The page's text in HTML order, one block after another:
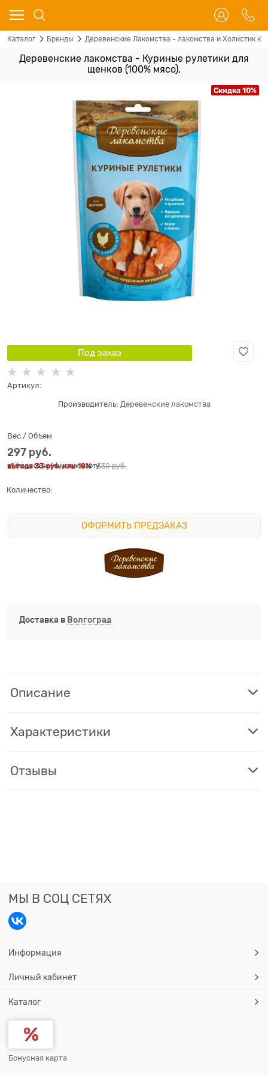
Каталог Бренды Деревенские Лакомства - лакомства и Холистик
Деревенские лакомства - Куриные рулетики для
щенков (100% мясо),
Скидка 10%
Под заказ
Артикул:
Производитель: Деревенские лакомства
Вес / Объем
330 руб.
297 руб.
выгода33 руб.или10%
+9 бонусов на бонусную карту
Количество:
ОФОРМИТЬ ПРЕДЗАКАЗ
Доставка в Волгоград
Описание
Характеристики
Отзывы
МЫ В СОЦ СЕТЯХ
Информация
Личный кабинет
Каталог
Бонусная карта